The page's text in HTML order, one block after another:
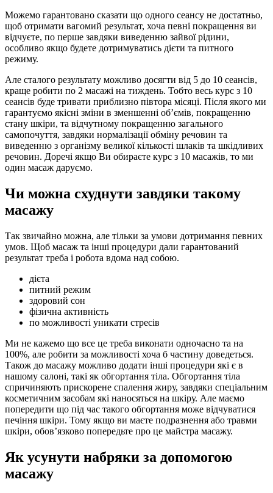
Можемо гарантовано сказати що одного сеансу не достатньо,
щоб отримати вагомий результат, хоча певні покращення ви
відчуєте, по перше завдяки виведенню зайвої рідини,
особливо якщо будете дотримуватись дієти та питного
режиму.
Але сталого результату можливо досягти від 5 до 10 сеансів,
краще робити по 2 масажі на тиждень. Тобто весь курс з 10
сеансів буде тривати приблизно півтора місяці. Після якого ми
гарантуємо якісні зміни в зменшенні об’ємів, покращенню
стану шкіри, та відчутному покращенню загального
самопочуття, завдяки нормалізації обміну речовин та
виведенню з організму великої кількості шлаків та шкідливих
речовин. Доречі якщо Ви обираєте курс з 10 масажів, то ми
один масаж даруємо.
Чи можна схуднути завдяки такому
масажу
Так звичайно можна, але тільки за умови дотримання певних
умов. Щоб масаж та інші процедури дали гарантований
результат треба і робота вдома над собою.
дієта
питний режим
здоровий сон
фізична активність
по можливості уникати стресів
Ми не кажемо що все це треба виконати одночасно та на
100%, але робити за можливості хоча б частину доведеться.
Також до масажу можливо додати інші процедури які є в
нашому салоні, такі як обгортання тіла. Обгортання тіла
спричиняють прискорене спалення жиру, завдяки спеціальним
косметичним засобам які наносяться на шкіру. Але маємо
попередити що під час такого обгортання може відчуватися
печіння шкіри. Тому якщо ви маєте подразнення або травми
шкіри, обов’язково попередьте про це майстра масажу.
Як усунути набряки за допомогою
масажу